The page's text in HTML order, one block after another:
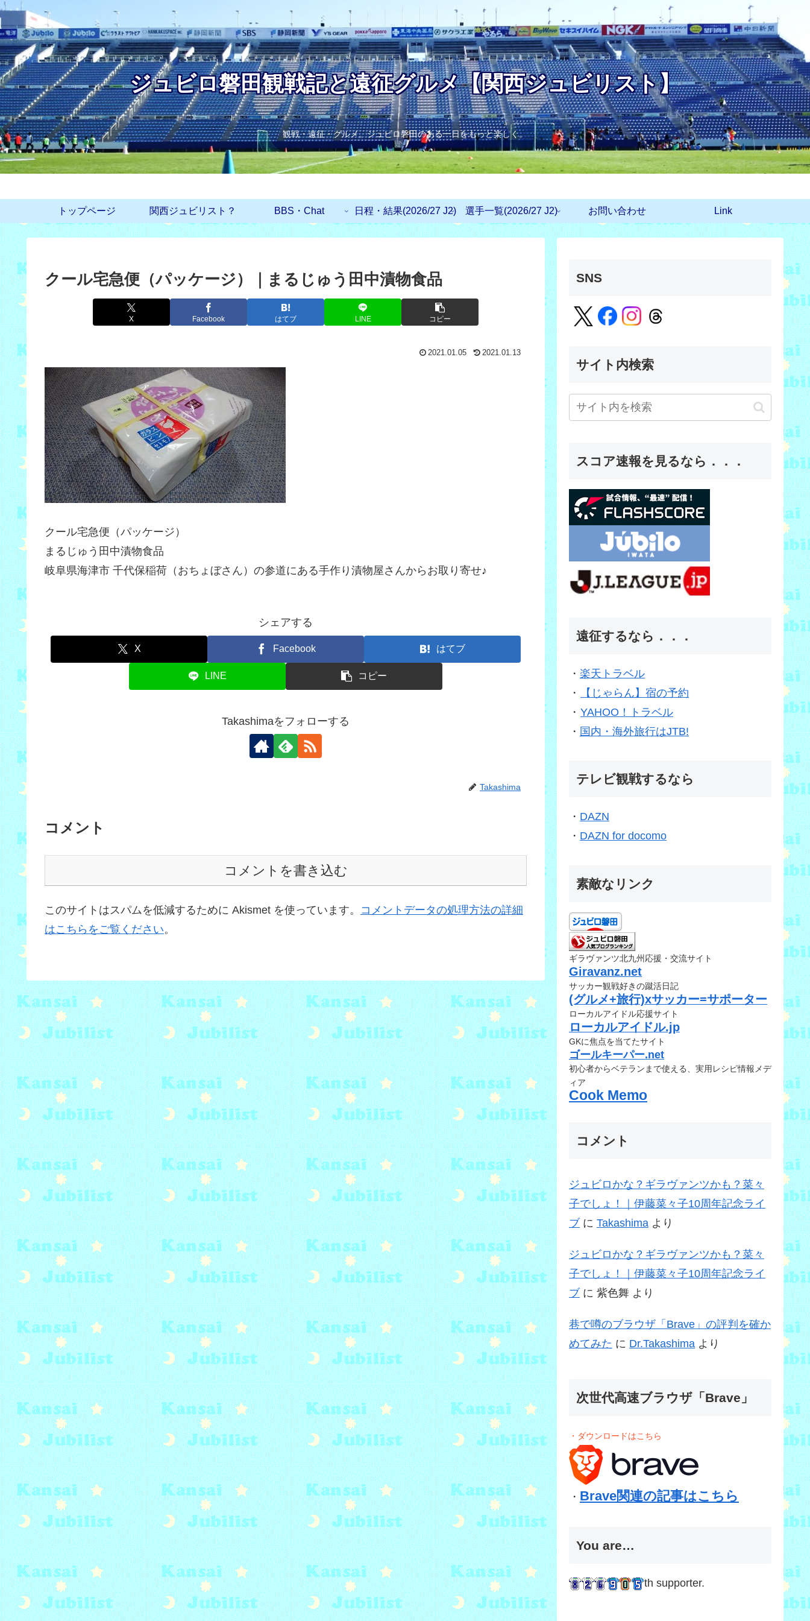
ジュビロ磐田観戦記と遠征グルメ【関西ジュビリスト】
観戦・遠征・グルメ。ジュビロ磐田のある一日をもっと楽しく。
トップページ 関西ジュビリスト？ BBS・Chat 日程・結果(2026/27 J2) 選手一覧(2026/27 J2) お問い合わせ Link
クール宅急便（パッケージ）｜まるじゅう田中漬物食品
X Facebook はてブ LINE コピー
2021.01.05 2021.01.13
クール宅急便（パッケージ）
まるじゅう田中漬物食品
岐阜県海津市 千代保稲荷（おちょぼさん）の参道にある手作り漬物屋さんからお取り寄せ♪
シェアする
X Facebook はてブ
LINE コピー
Takashimaをフォローする
Takashima
コメント
コメントを書き込む
このサイトはスパムを低減するために Akismet を使っています。 コメントデータの処理方法の詳細
はこちらをご覧ください。
SNS
サイト内検索
スコア速報を見るなら．．．
遠征するなら．．．
・ 楽天トラベル
・
【じゃらん】宿の予約
・ YAHOO！トラベル
・ 国内・海外旅行はJTB!
テレビ観戦するなら
・ DAZN
・ DAZN for docomo
素敵なリンク
ギラヴァンツ北九州応援・交流サイト
Giravanz.net
サッカー観戦好きの蹴活日記
(グルメ+旅行)xサッカー=サポーター
ローカルアイドル応援サイト
ローカルアイドル.jp
GKに焦点を当てたサイト
ゴールキーパー.net
初心者からベテランまで使える、実用レシピ情報メデ
ィア
Cook Memo
コメント
ジュビロかな？ギラヴァンツかも？菜々
子でしょ！｜伊藤菜々子10周年記念ライ
ブ に Takashima より
ジュビロかな？ギラヴァンツかも？菜々
子でしょ！｜伊藤菜々子10周年記念ライ
ブ に 紫色舞 より
巷で噂のブラウザ「Brave」の評判を確か
めてみた に Dr.Takashima より
次世代高速ブラウザ「Brave」
・ダウンロードはこちら
・ Brave関連の記事はこちら
You are…
th supporter.